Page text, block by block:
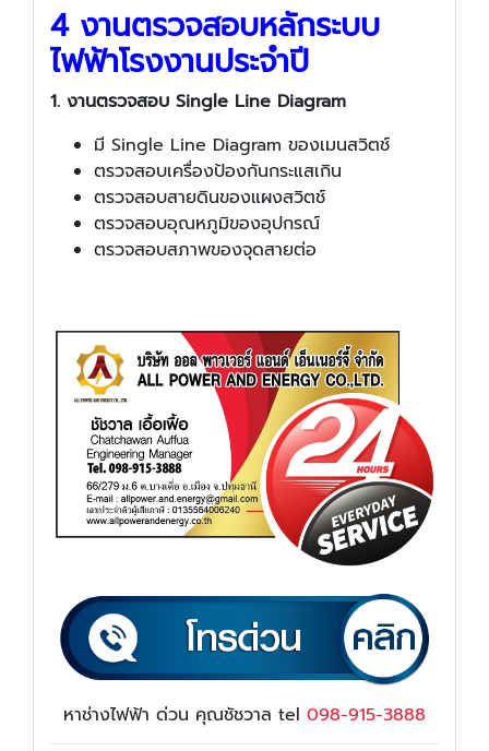
4 งานตรวจสอบหลักระบบ
ไฟฟ้าโรงงานประจำปี
1. งานตรวจสอบ Single Line Diagram
มี Single Line Diagram ของเมนสวิตช์
ตรวจสอบเครื่องป้องกันกระแสเกิน
ตรวจสอบสายดินของแผงสวิตช์
ตรวจสอบอุณหภูมิของอุปกรณ์
ตรวจสอบสภาพของจุดสายต่อ
หาช่างไฟฟ้า ด่วน คุณชัชวาล tel 098-915-3888